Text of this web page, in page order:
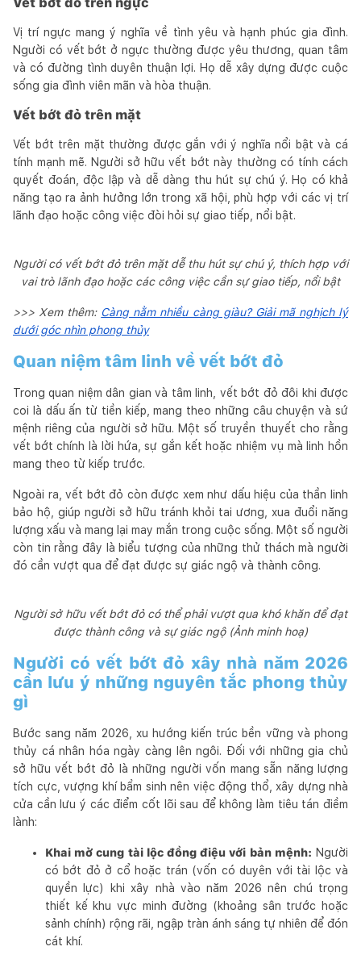
Vị trí ngực mang ý nghĩa về tình yêu và hạnh phúc gia đình.
Người có vết bớt ở ngực thường được yêu thương, quan tâm
và có đường tình duyên thuận lợi. Họ dễ xây dựng được cuộc
sống gia đình viên mãn và hòa thuận.
Vết bớt đỏ trên mặt
Vết bớt trên mặt thường được gắn với ý nghĩa nổi bật và cá
tính mạnh mẽ. Người sở hữu vết bớt này thường có tính cách
quyết đoán, độc lập và dễ dàng thu hút sự chú ý. Họ có khả
năng tạo ra ảnh hưởng lớn trong xã hội, phù hợp với các vị trí
lãnh đạo hoặc công việc đòi hỏi sự giao tiếp, nổi bật.
Người có vết bớt đỏ trên mặt dễ thu hút sự chú ý, thích hợp với
vai trò lãnh đạo hoặc các công việc cần sự giao tiếp, nổi bật
>>> Xem thêm: Càng nằm nhiều càng giàu? Giải mã nghịch lý
dưới góc nhìn phong thủy
Quan niệm tâm linh về vết bớt đỏ
Trong quan niệm dân gian và tâm linh, vết bớt đỏ đôi khi được
coi là dấu ấn từ tiền kiếp, mang theo những câu chuyện và sứ
mệnh riêng của người sở hữu. Một số truyền thuyết cho rằng
vết bớt chính là lời hứa, sự gắn kết hoặc nhiệm vụ mà linh hồn
mang theo từ kiếp trước.
Ngoài ra, vết bớt đỏ còn được xem như dấu hiệu của thần linh
bảo hộ, giúp người sở hữu tránh khỏi tai ương, xua đuổi năng
lượng xấu và mang lại may mắn trong cuộc sống. Một số người
còn tin rằng đây là biểu tượng của những thử thách mà người
đó cần vượt qua để đạt được sự giác ngộ và thành công.
Người sở hữu vết bớt đỏ có thể phải vượt qua khó khăn để đạt
được thành công và sự giác ngộ (Ảnh minh hoạ)
Người có vết bớt đỏ xây nhà năm 2026
cần lưu ý những nguyên tắc phong thủy
gì
Bước sang năm 2026, xu hướng kiến trúc bền vững và phong
thủy cá nhân hóa ngày càng lên ngôi. Đối với những gia chủ
sở hữu vết bớt đỏ là những người vốn mang sẵn năng lượng
tích cực, vượng khí bẩm sinh nên việc động thổ, xây dựng nhà
cửa cần lưu ý các điểm cốt lõi sau để không làm tiêu tán điềm
lành:
Khai mở cung tài lộc đồng điệu với bản mệnh: Người
có bớt đỏ ở cổ hoặc trán (vốn có duyên với tài lộc và
quyền lực) khi xây nhà vào năm 2026 nên chú trọng
thiết kế khu vực minh đường (khoảng sân trước hoặc
sảnh chính) rộng rãi, ngập tràn ánh sáng tự nhiên để đón
cát khí.